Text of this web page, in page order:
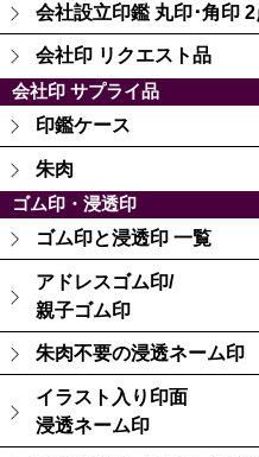
会社設立印鑑 丸印･角印 2
会社印 リクエスト品
会社印 サプライ品
印鑑ケース
朱肉
ゴム印・浸透印
ゴム印と浸透印 一覧
アドレスゴム印/
親子ゴム印
朱肉不要の浸透ネーム印
イラスト入り印面
浸透ネーム印